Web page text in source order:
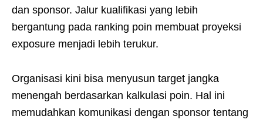
dan sponsor. Jalur kualifikasi yang lebih
bergantung pada ranking poin membuat proyeksi
exposure menjadi lebih terukur.
Organisasi kini bisa menyusun target jangka
menengah berdasarkan kalkulasi poin. Hal ini
memudahkan komunikasi dengan sponsor tentang